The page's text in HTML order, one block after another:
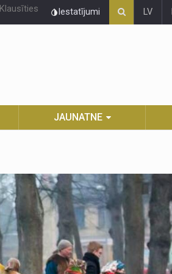
Klausīties Iestatījumi LV
JAUNATNE